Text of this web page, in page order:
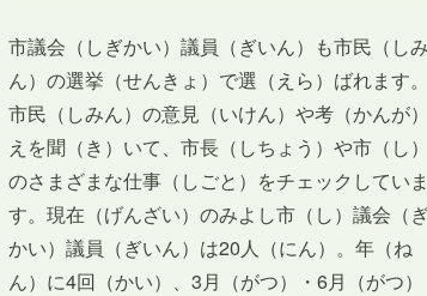
市議会（しぎかい）議員（ぎいん）も市民（しみ
ん）の選挙（せんきょ）で選（えら）ばれます。
市民（しみん）の意見（いけん）や考（かんが）
えを聞（き）いて、市長（しちょう）や市（し）
のさまざまな仕事（しごと）をチェックしていま
す。現在（げんざい）のみよし市（し）議会（
かい）議員（ぎいん）は20人（にん）。年（ね
ん）に4回（かい）、3月（がつ）・6月（がつ）